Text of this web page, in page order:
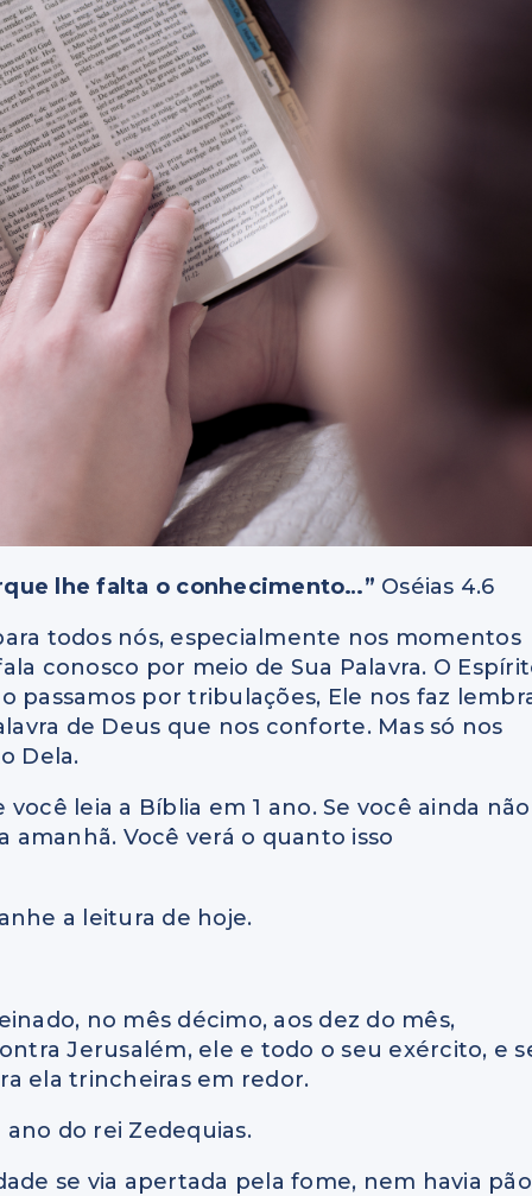
lhe falta o conhecimento…” Oséias 4.6
todos nós, especialmente nos momentos
conosco por meio de Sua Palavra. O
passamos por tribulações, Ele nos faz
de Deus que nos conforte. Mas só nos
Dela.
leia a Bíblia em 1 ano. Se você ainda não
amanhã. Você verá o quanto isso
a leitura de hoje.
no mês décimo, aos dez do mês,
Jerusalém, ele e todo o seu exército, e
ela trincheiras em redor.
do rei Zedequias.
se via apertada pela fome, nem havia pão